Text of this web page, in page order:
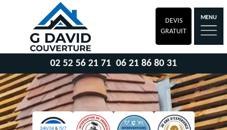
DEVIS
GRATUIT
MENU
02 52 56 21 71 06 21 86 80 31